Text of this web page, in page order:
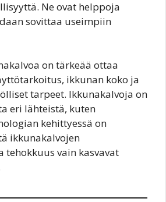
Ne ovat helppoja
sovittaa useimpiin
on tärkeää ottaa
ikkunan koko ja
tarpeet. Ikkunakalvoja on
eri lähteistä, kuten
kehittyessä on
ikkunakalvojen
tehokkuus vain kasvavat